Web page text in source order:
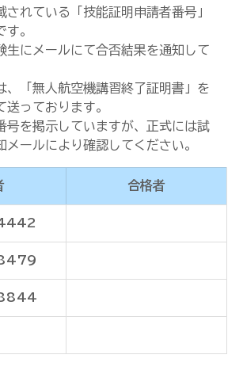
されている「技能証明申請者番号」
す。
生にメールにて合否結果を通知して
、「無人航空機講習終了証明書」を
送っております。
号を掲示していますが、正式には試
メールにより確認してください。
合格者